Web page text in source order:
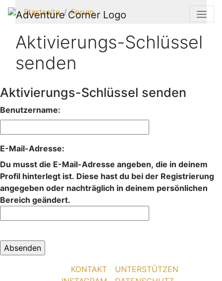
Startseite Forum
Aktivierungs-Schlüssel
senden
Aktivierungs-Schlüssel senden
Benutzername:
E-Mail-Adresse:
Du musst die E-Mail-Adresse angeben, die in deinem
Profil hinterlegt ist. Diese hast du bei der Registrierung
angegeben oder nachträglich in deinem persönlichen
Bereich geändert.
KONTAKT
UNTERSTÜTZEN